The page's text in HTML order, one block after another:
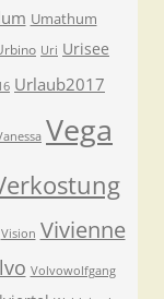
Umathum
Uri Urisee
Urlaub2017
Vega
Vision Vivienne
Volvowolfgang